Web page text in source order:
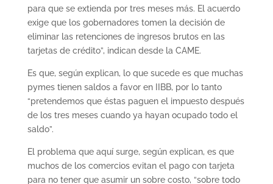
para que se extienda por tres meses más. El acuerdo
exige que los gobernadores tomen la decisión de
eliminar las retenciones de ingresos brutos en las
tarjetas de crédito”, indican desde la CAME.
Es que, según explican, lo que sucede es que muchas
pymes tienen saldos a favor en IIBB, por lo tanto
“pretendemos que éstas paguen el impuesto después
de los tres meses cuando ya hayan ocupado todo el
saldo”.
El problema que aquí surge, según explican, es que
muchos de los comercios evitan el pago con tarjeta
para no tener que asumir un sobre costo, “sobre todo